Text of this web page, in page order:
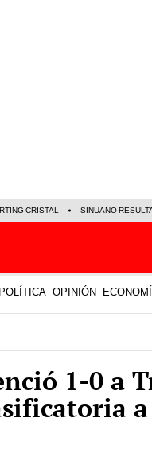
CRISTAL SINUANO
POLÍTICA OPINIÓN
1-0 a
a